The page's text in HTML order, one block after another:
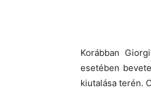
Korábban
esetében
kiutalása terén.